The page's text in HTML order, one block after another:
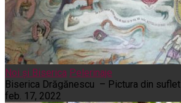
Noi și Biserica Pelerinaje
Biserica Drăgănescu – Pictura din suflet
feb. 17, 2022